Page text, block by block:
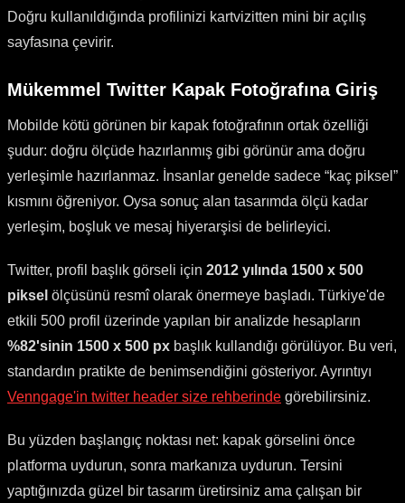
Doğru kullanıldığında profilinizi kartvizitten mini bir açılış
sayfasına çevirir.
Mükemmel Twitter Kapak Fotoğrafına Giriş
Mobilde kötü görünen bir kapak fotoğrafının ortak özelliği
şudur: doğru ölçüde hazırlanmış gibi görünür ama doğru
yerleşimle hazırlanmaz. İnsanlar genelde sadece “kaç piksel”
kısmını öğreniyor. Oysa sonuç alan tasarımda ölçü kadar
yerleşim, boşluk ve mesaj hiyerarşisi de belirleyici.
Twitter, profil başlık görseli için 2012 yılında 1500 x 500
piksel ölçüsünü resmî olarak önermeye başladı. Türkiye'de
etkili 500 profil üzerinde yapılan bir analizde hesapların
%82'sinin 1500 x 500 px başlık kullandığı görülüyor. Bu veri,
standardın pratikte de benimsendiğini gösteriyor. Ayrıntıyı
Venngage'in twitter header size rehberinde görebilirsiniz.
Bu yüzden başlangıç noktası net: kapak görselini önce
platforma uydurun, sonra markanıza uydurun. Tersini
yaptığınızda güzel bir tasarım üretirsiniz ama çalışan bir